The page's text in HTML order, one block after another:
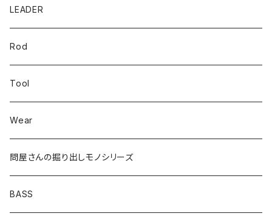
Bスネイクinch
Luckyワームシリーズ
キーパーライン
U4シンカー
LEADER
Rod
Tool
Wear
問屋さんの掘り出しモノシリーズ
BASS